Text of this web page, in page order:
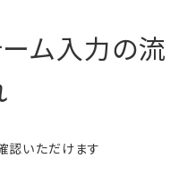
ム入力の流
認いただけます